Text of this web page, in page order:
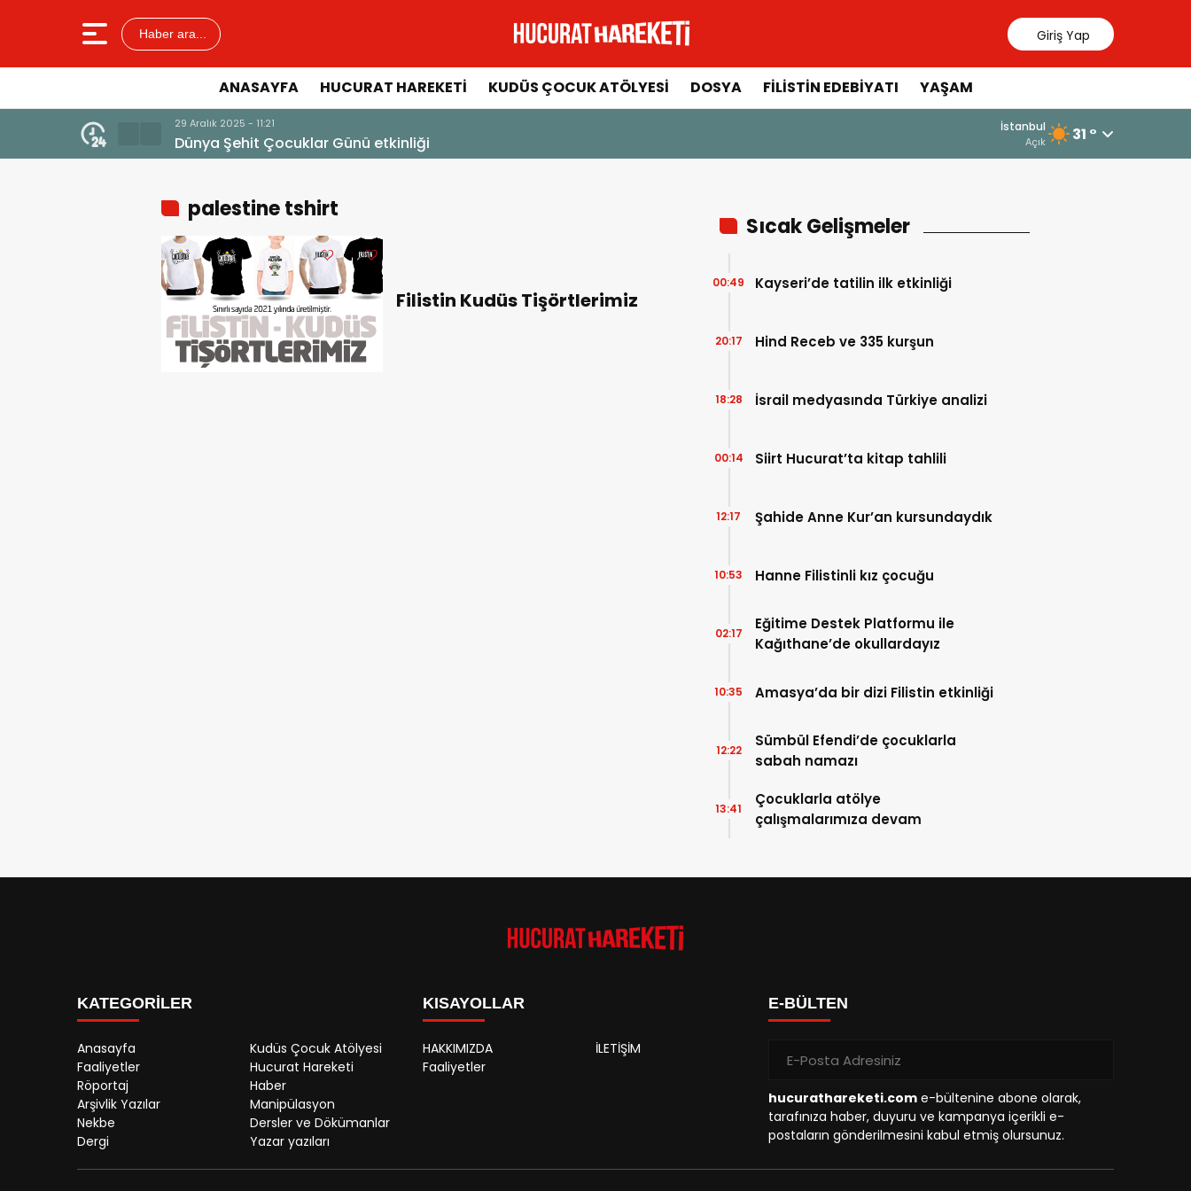
Haber ara... Giriş Yap
ANASAYFA HUCURAT HAREKETI KUDÜS ÇOCUK ATÖLYESI DOSYA FILISTIN EDEBIYATI YAŞAM
İstanbul
Açık 31 °
palestine tshirt
Filistin Kudüs Tişörtlerimiz
Sıcak Gelişmeler
Kayseri’de tatilin ilk etkinliği
00:49
Hind Receb ve 335 kurşun
20:17
İsrail medyasında Türkiye analizi
18:28
Siirt Hucurat’ta kitap tahlili
00:14
Şahide Anne Kur’an kursundaydık
12:17
Hanne Filistinli kız çocuğu
10:53
Eğitime Destek Platformu ile
Kağıthane’de okullardayız
02:17
Amasya’da bir dizi Filistin etkinliği
10:35
Sümbül Efendi’de çocuklarla
sabah namazı
12:22
Çocuklarla atölye
çalışmalarımıza devam
13:41
KATEGORİLER
Anasayfa
Kudüs Çocuk Atölyesi
Faaliyetler
Hucurat Hareketi
Röportaj
Haber
Arşivlik Yazılar
Manipülasyon
Nekbe
Dersler ve Dökümanlar
Dergi
Yazar yazıları
KISAYOLLAR
HAKKIMIZDA
İLETİŞİM
Faaliyetler
E-BÜLTEN
hucurathareketi.com e-bültenine abone olarak,
tarafınıza haber, duyuru ve kampanya içerikli e-
postaların gönderilmesini kabul etmiş olursunuz.